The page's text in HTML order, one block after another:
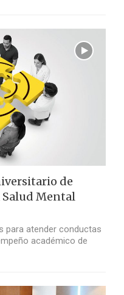
de
Salud Mental
para atender conductas
académico de